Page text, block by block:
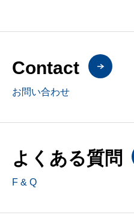
Contact
お問い合わせ
よくある質問
F & Q